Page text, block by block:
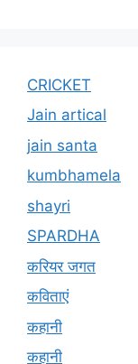
CRICKET
Jain artical
jain santa
kumbhamela
shayri
SPARDHA
करियर जगत
कविताएं
कहानी
कहानी